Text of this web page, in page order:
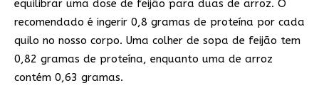
equilibrar uma dose de feijão para duas de arroz. O
recomendado é ingerir 0,8 gramas de proteína por cada
quilo no nosso corpo. Uma colher de sopa de feijão tem
0,82 gramas de proteína, enquanto uma de arroz
contém 0,63 gramas.